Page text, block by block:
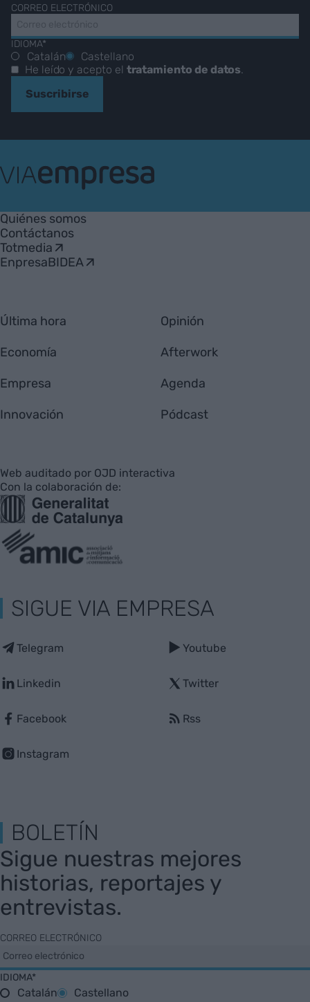
CORREO ELECTRÓNICO
IDIOMA*
Catalán
Castellano
He leído y acepto el tratamiento de datos
Suscribirse
Empresa
Quiénes somos
Contáctanos
Totmedia
EnpresaBIDEA
Última hora
Economía
Empresa
Innovación
Opinión
Afterwork
Agenda
Pódcast
Web auditado por OJD interactiva
Con la colaboración de:
SIGUE VIA EMPRESA
Telegram
Linkedin
Facebook
Instagram
Youtube
Twitter
Rss
BOLETÍN
Sigue nuestras mejores
historias, reportajes y
entrevistas.
CORREO ELECTRÓNICO
IDIOMA*
Catalán Castellano